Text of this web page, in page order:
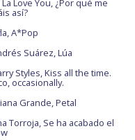
La Love You, ¿Por qué me
así?
A*Pop
Suárez, Lúa
Styles, Kiss all the time.
occasionally.
Grande, Petal
Torroja, Se ha acabado el